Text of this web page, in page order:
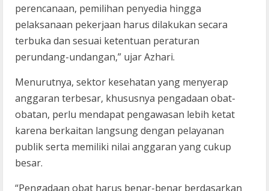
perencanaan, pemilihan penyedia hingga
pelaksanaan pekerjaan harus dilakukan secara
terbuka dan sesuai ketentuan peraturan
perundang-undangan,” ujar Azhari.
Menurutnya, sektor kesehatan yang menyerap
anggaran terbesar, khususnya pengadaan obat-
obatan, perlu mendapat pengawasan lebih ketat
karena berkaitan langsung dengan pelayanan
publik serta memiliki nilai anggaran yang cukup
besar.
“Pengadaan obat harus benar-benar berdasarkan